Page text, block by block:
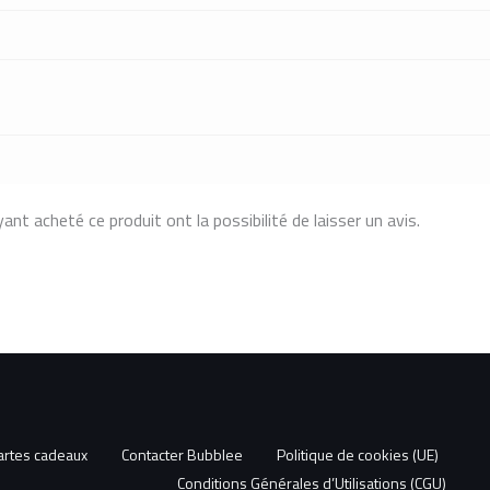
acheté ce produit ont la possibilité de laisser un avis.
cadeaux Contacter Bubblee
Politique de cookies (UE)
Conditions Générales d’Utilisations (CGU)